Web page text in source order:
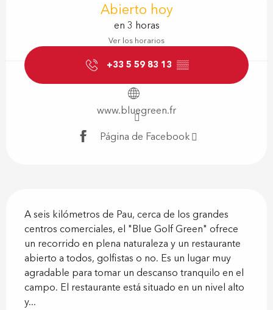
Abierto hoy
en 3 horas
Ver los horarios
+33 5 59 83 13 ▒▒
www.bluegreen.fr
Página de Facebook
A seis kilómetros de Pau, cerca de los grandes
centros comerciales, el "Blue Golf Green" ofrece
un recorrido en plena naturaleza y un restaurante
abierto a todos, golfistas o no. Es un lugar muy
agradable para tomar un descanso tranquilo en el
campo. El restaurante está situado en un nivel alto
y...